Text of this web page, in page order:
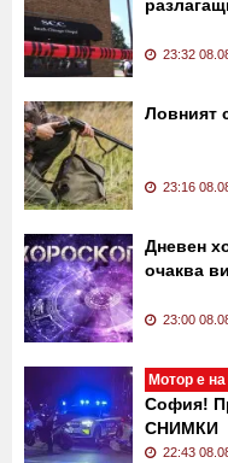
23:32
Ловният
23:16
Дневен
очаква
23:00
Мотор е
София!
СНИМКИ
22:43